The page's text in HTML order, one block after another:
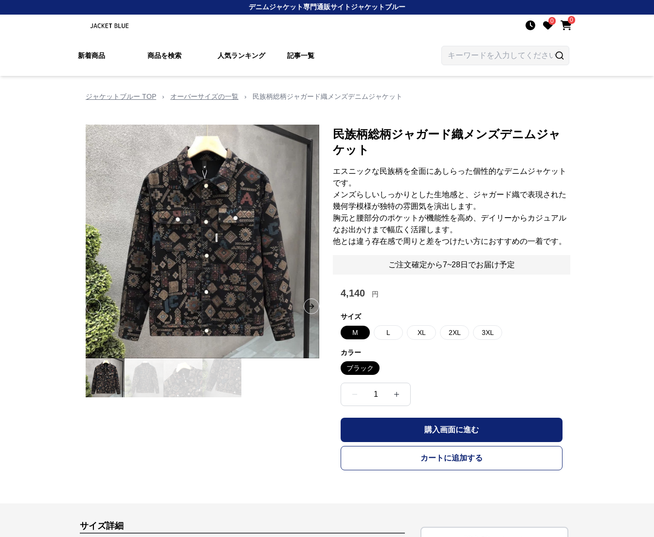
デニムジャケット専門通販サイトジャケットブルー
0 0
新着商品 商品を検索 人気ランキング 記事一覧
ジャケットブルー TOP › オーバーサイズの一覧 › 民族柄総柄ジャガード織メンズデニムジャケット
Previous slide Next slide
民族柄総柄ジャガード織メンズデニムジャ
ケット
エスニックな民族柄を全面にあしらった個性的なデニムジャケット
です。
メンズらしいしっかりとした生地感と、ジャガード織で表現された
幾何学模様が独特の雰囲気を演出します。
胸元と腰部分のポケットが機能性を高め、デイリーからカジュアル
なお出かけまで幅広く活躍します。
他とは違う存在感で周りと差をつけたい方におすすめの一着です。
ご注文確定から7~28日でお届け予定
4,140 円
サイズ
M L XL 2XL 3XL
カラー
ブラック
1
購入画面に進む
カートに追加する
サイズ詳細